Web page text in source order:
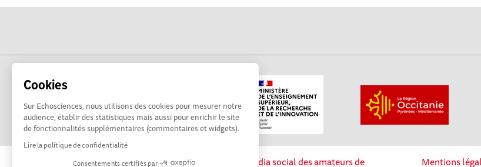
Cookies
Sur Echosciences, nous utilisons des cookies pour mesurer notre
audience, établir des statistiques mais aussi pour enrichir le site
de fonctionnalités supplémentaires (commentaires et widgets).
Lire la politique de confidentialité
Consentements certifiés par
La plateforme Science(s) en Occitanie est le média social des amateurs de Mentions